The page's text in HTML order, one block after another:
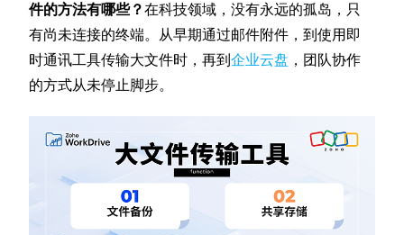
件的方法有哪些？在科技领域，没有永远的孤岛，只
有尚未连接的终端。从早期通过邮件附件，到使用即
时通讯工具传输大文件时，再到企业云盘 ，团队协作
的方式从未停止脚步。